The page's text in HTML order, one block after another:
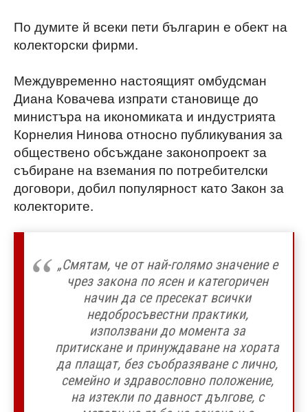
По думите й всеки пети българин е обект на
колекторски фирми.
Междувременно настоящият омбудсман
Диана Ковачева изпрати становище до
министъра на икономиката и индустрията
Корнелия Нинова относно публикувания за
обществено обсъждане законопроект за
събиране на вземания по потребителски
договори, добил популярност като Закон за
колекторите.
„Смятам, че от най-голямо значение е
чрез закона по ясен и категоричен
начин да се пресекат всички
недобросъвестни практики,
използвани до момента за
притискане и принуждаване на хората
да плащат, без съобразяване с лично,
семейно и здравословно положение,
на изтекли по давност дългове, с